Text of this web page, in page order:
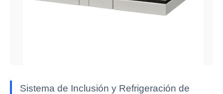
Sistema de Inclusión y Refrigeración de